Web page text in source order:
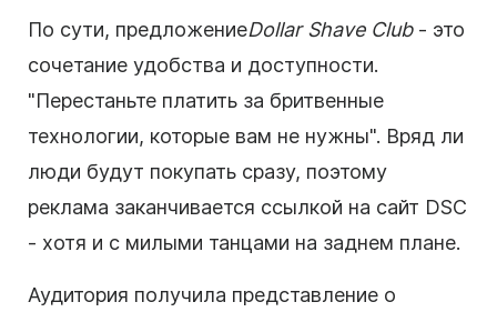
По сути, предложениеDollar Shave Club- это
сочетание удобства и доступности.
"Перестаньте платить за бритвенные
технологии, которые вам не нужны". Вряд ли
люди будут покупать сразу, поэтому
реклама заканчивается ссылкой на сайт DSC
- хотя и с милыми танцами на заднем плане.
Аудитория получила представление о